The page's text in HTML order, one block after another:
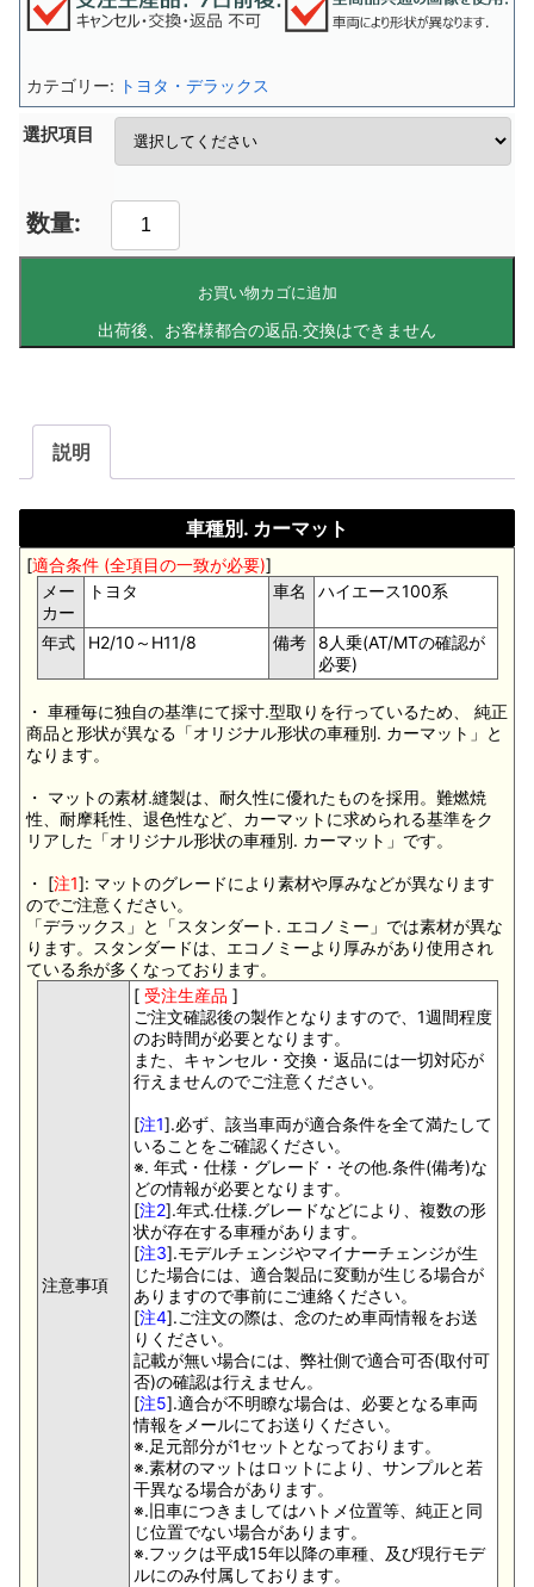
選択項目
お買い物カゴに追加
カテゴリー: トヨタ・デラックス
説明
車種別. カーマット
[適合条件 (全項目の一致が必要)]
メー
カー
トヨタ 車名 ハイエース100系
年式 H2/10～H11/8 備考
8人乗(AT/MTの確認が
必要)
・ 車種毎に独自の基準にて採寸.型取りを行っているため、 純正
商品と形状が異なる「オリジナル形状の車種別. カーマット」と
なります。
・ マットの素材.縫製は、耐久性に優れたものを採用。難燃焼
性、耐摩耗性、退色性など、カーマットに求められる基準をク
リアした「オリジナル形状の車種別. カーマット」です。
・ [注1]: マットのグレードにより素材や厚みなどが異なります
のでご注意ください。
「デラックス」と「スタンダート. エコノミー」では素材が異な
ります。スタンダードは、エコノミーより厚みがあり使用され
ている糸が多くなっております。
注意事項
[ 受注生産品 ]
ご注文確認後の製作となりますので、1週間程度
のお時間が必要となります。
また、キャンセル・交換・返品には一切対応が
行えませんのでご注意ください。
[注1].必ず、該当車両が適合条件を全て満たして
いることをご確認ください。
※. 年式・仕様・グレード・その他.条件(備考)な
どの情報が必要となります。
[注2].年式.仕様.グレードなどにより、複数の形
状が存在する車種があります。
[注3].モデルチェンジやマイナーチェンジが生
じた場合には、適合製品に変動が生じる場合が
ありますので事前にご連絡ください。
[注4].ご注文の際は、念のため車両情報をお送
りください。
記載が無い場合には、弊社側で適合可否(取付可
否)の確認は行えません。
[注5].適合が不明瞭な場合は、必要となる車両
情報をメールにてお送りください。
※.足元部分が1セットとなっております。
※.素材のマットはロットにより、サンプルと若
干異なる場合があります。
※.旧車につきましてはハトメ位置等、純正と同
じ位置でない場合があります。
※.フックは平成15年以降の車種、及び現行モデ
ルにのみ付属しております。